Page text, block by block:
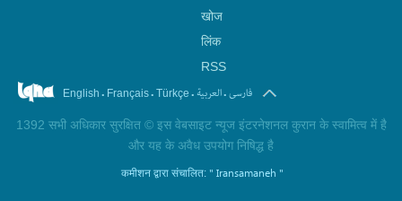
खोज
लिंक
RSS
English . Français. Türkçe . العربیة.فارسی
1392 सभी अधिकार सुरक्षित © इस वेबसाइट न्यूज इंटरनेशनल कुरान के स्वामित्व में है
और यह के अवैध उपयोग निषिद्ध है
कमीशन द्वारा संचालित: " Iransamaneh "